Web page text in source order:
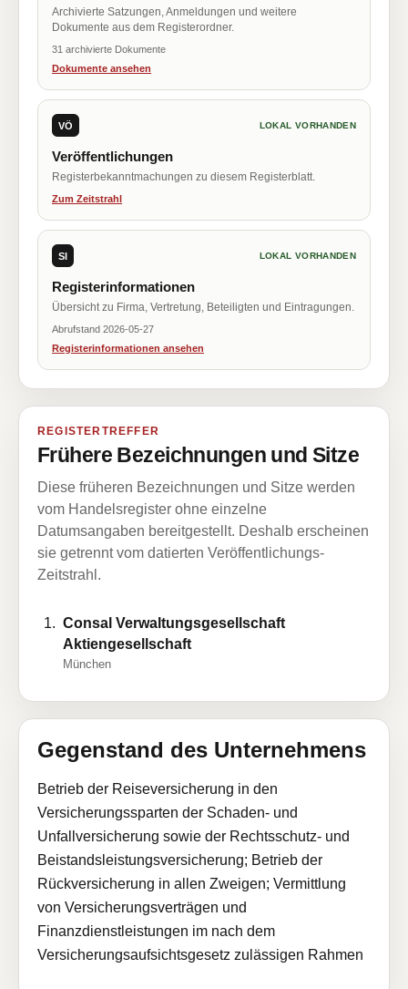
Archivierte Satzungen, Anmeldungen und weitere
Dokumente aus dem Registerordner.
31 archivierte Dokumente
Dokumente ansehen
VÖ LOKAL VORHANDEN
Veröffentlichungen
Registerbekanntmachungen zu diesem Registerblatt.
Zum Zeitstrahl
SI LOKAL VORHANDEN
Registerinformationen
Übersicht zu Firma, Vertretung, Beteiligten und Eintragungen.
Abrufstand 2026-05-27
Registerinformationen ansehen
REGISTERTREFFER
Frühere Bezeichnungen und Sitze
Diese früheren Bezeichnungen und Sitze werden
vom Handelsregister ohne einzelne
Datumsangaben bereitgestellt. Deshalb erscheinen
sie getrennt vom datierten Veröffentlichungs-
Zeitstrahl.
Consal Verwaltungsgesellschaft
Aktiengesellschaft
München
Gegenstand des Unternehmens
Betrieb der Reiseversicherung in den
Versicherungssparten der Schaden- und
Unfallversicherung sowie der Rechtsschutz- und
Beistandsleistungsversicherung; Betrieb der
Rückversicherung in allen Zweigen; Vermittlung
von Versicherungsverträgen und
Finanzdienstleistungen im nach dem
Versicherungsaufsichtsgesetz zulässigen Rahmen